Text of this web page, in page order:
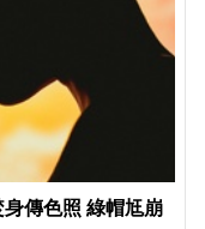
傳色照 綠帽尪崩